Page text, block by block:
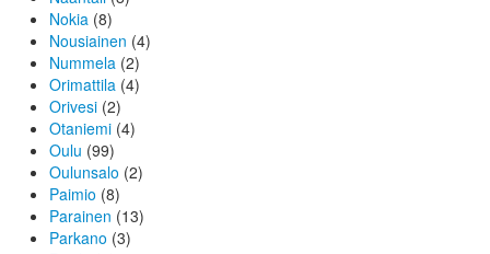
Nokia (8)
Nousiainen (4)
Nummela (2)
Orimattila (4)
Orivesi (2)
Otaniemi (4)
Oulu (99)
Oulunsalo (2)
Paimio (8)
Parainen (13)
Parkano (3)